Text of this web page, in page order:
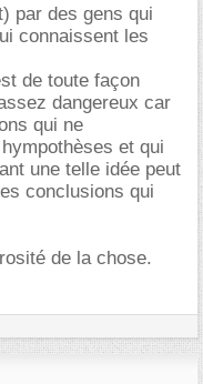
par des gens qui
connaissent les
de toute façon
dangereux car
qui ne
et qui
une telle idée peut
conclusions qui
de la chose.